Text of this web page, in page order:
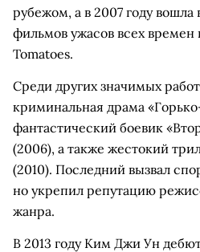
рубежом, а в 2007 году вошла
фильмов ужасов всех времен
Tomatoes.
Среди других значимых
криминальная драма
фантастический боевик
(2006), а также жестокий
(2010). Последний вызвал
но укрепил репутацию
жанра.
В 2013 году Ким Джи Ун